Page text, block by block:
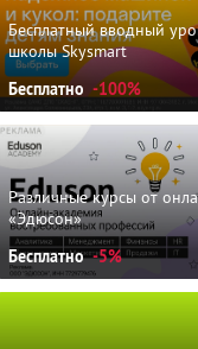
Бесплатный вводный
школы Skysmart
Бесплатно -100%
Различные курсы от
«Эдюсон»
Бесплатно -5%